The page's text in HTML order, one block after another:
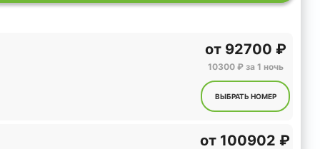
от92700 ₽
10300 ₽ за 1 ночь
ВЫБРАТЬ НОМЕР
от 100902 ₽